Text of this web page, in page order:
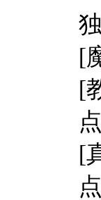
[
[
[